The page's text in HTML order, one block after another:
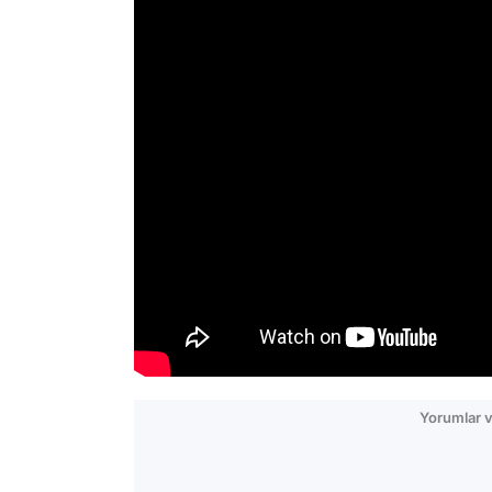
Yorumlar